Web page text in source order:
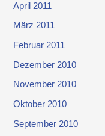
April 2011
März 2011
Februar 2011
Dezember 2010
November 2010
Oktober 2010
September 2010